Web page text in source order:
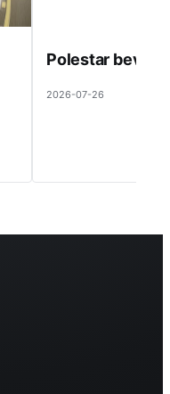
Polestar beveik
2026-07-26